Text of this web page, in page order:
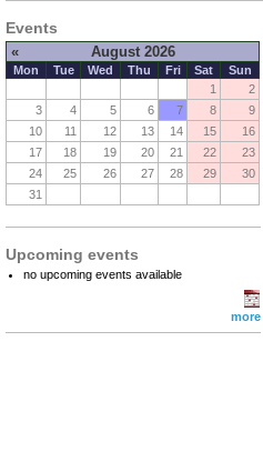
Events
« August 2026
Mon Tue Wed Thu Fri Sat
Sun
1
2
3
4 5 6 7 8
9
10
11 12 13 14 15
16
17
18 19 20 21 22
23
24
25 26 27 28 29
30
31
Upcoming events
no upcoming events available
more